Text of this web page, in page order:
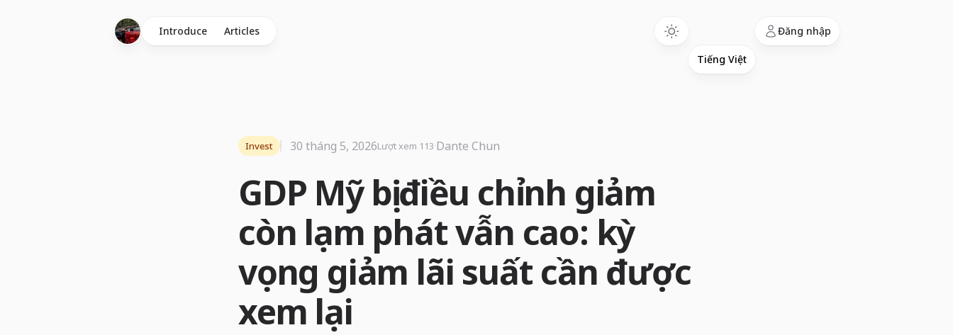
Introduce Articles Đăng nhập
GDP Mỹ bị điều chỉnh giảm
còn lạm phát vẫn cao: kỳ
vọng giảm lãi suất cần được
xem lại
Invest 30 tháng 5, 2026Lượt xem 113·Dante Chun